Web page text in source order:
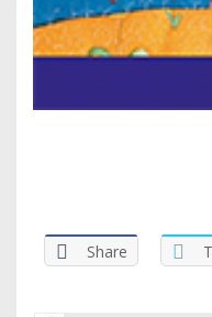
Share